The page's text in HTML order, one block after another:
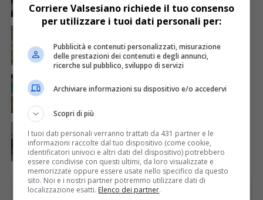
Siccità, Gattinara chiede il riconoscimento dello
stato di calamità naturale
Concluso il Master Gessi Summer Excellence 2026
Festa Walser delle genti valsesiane quinta edizione
PUBBLICITÀ
Corriere Valsesiano richiede il tuo consenso
per utilizzare i tuoi dati personali per:
Pubblicità e contenuti personalizzati, misurazione
delle prestazioni dei contenuti e degli annunci,
ricerche sul pubblico, sviluppo di servizi
Archiviare informazioni su dispositivo e/o accedervi
Scopri di più
I tuoi dati personali verranno trattati da 431 partner e le
informazioni raccolte dal tuo dispositivo (come cookie,
identificatori univoci e altri dati del dispositivo) potrebbero
essere condivise con questi ultimi, da loro visualizzate e
memorizzate oppure essere usate nello specifico da questo
sito. Noi e i nostri partner potremmo utilizzare dati di
localizzazione esatti. Elenco dei partner.